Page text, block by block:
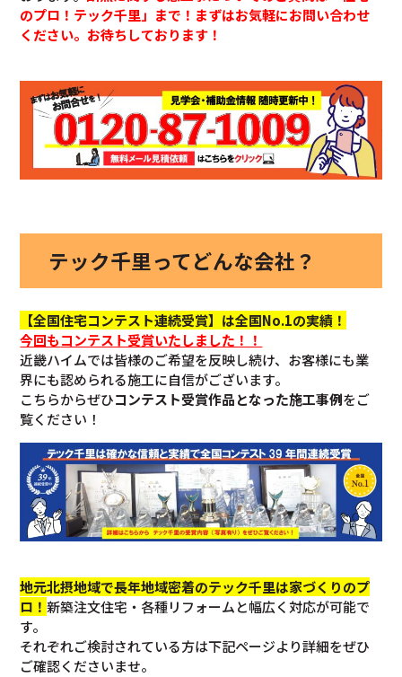
のプロ！テック千里」まで！まずはお気軽にお問い合わせ
ください。お待ちしております！
テック千里ってどんな会社？
【全国住宅コンテスト連続受賞】は全国No.1の実績！
今回もコンテスト受賞いたしました！！
近畿ハイムでは皆様のご希望を反映し続け、お客様にも業
界にも認められる施工に自信がございます。
こちらからぜひコンテスト受賞作品となった施工事例をご
覧ください！
地元北摂地域で長年地域密着のテック千里は家づくりのプ
ロ！新築注文住宅・各種リフォームと幅広く対応が可能で
す。
それぞれご検討されている方は下記ページより詳細をぜひ
ご確認くださいませ。